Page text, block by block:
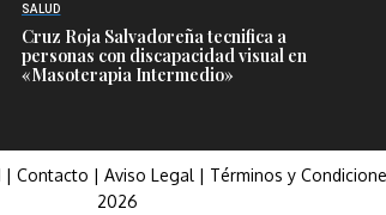
SALUD
Cruz Roja Salvadoreña tecnifica a
personas con discapacidad visual en
«Masoterapia Intermedio»
| Contacto | Aviso Legal | Términos y
2026